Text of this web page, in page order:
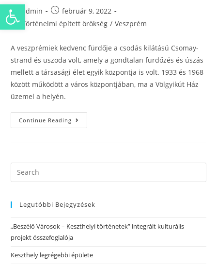
Eszköztár megnyitása
admin
február 9, 2022
Történelmi épített örökség / Veszprém
A veszprémiek kedvenc fürdője a csodás kilátású Csomay-
strand és uszoda volt, amely a gondtalan fürdőzés és úszás
mellett a társasági élet egyik központja is volt. 1933 és 1968
között működött a város központjában, ma a Völgyikút Ház
üzemel a helyén.
Continue Reading
Legutóbbi Bejegyzések
„Beszélő Városok – Keszthelyi történetek” integrált kulturális
projekt összefoglalója
Keszthely legrégebbi épülete